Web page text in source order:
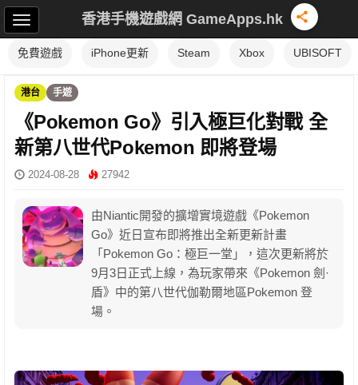
香港手機遊戲網 GameApps.hk
免費遊戲 iPhone更新 Steam Xbox UBISOFT
港台 手遊
《Pokemon Go》引入極巨化對戰 全
新第八世代Pokemon 即將登場
2024-08-28 27942
由Niantic開發的擴增實境遊戲《Pokemon
Go》近日宣布即將推出全新更新計畫
「Pokemon Go：極巨一堂」，這次更新將於
9月3日正式上線，為玩家帶來《Pokemon 劍·
盾》中的第八世代伽勒爾地區Pokemon 登
場。